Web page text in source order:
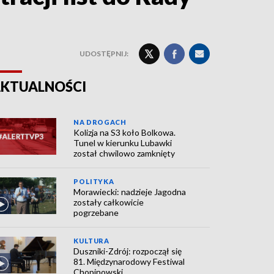
UDOSTĘPNIJ:
NA DROGACH
Kolizja na S3 koło Bolkowa.
Tunel w kierunku Lubawki
został chwilowo zamknięty
POLITYKA
Morawiecki: nadzieje Jagodna
zostały całkowicie
pogrzebane
KULTURA
Duszniki-Zdrój: rozpoczął się
81. Międzynarodowy Festiwal
Chopinowski